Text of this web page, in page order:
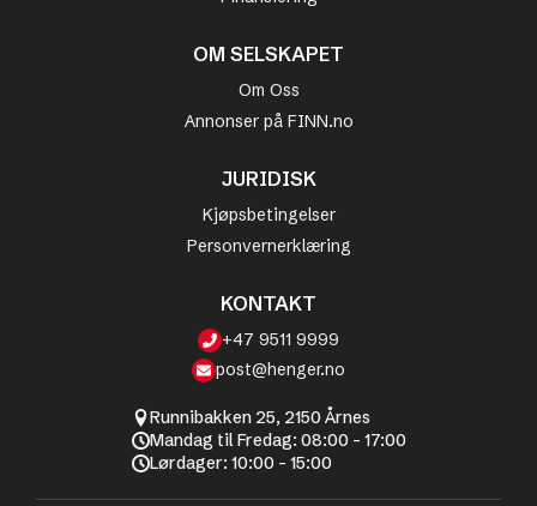
OM SELSKAPET
Om Oss
Annonser på FINN.no
JURIDISK
Kjøpsbetingelser
Personvernerklæring
KONTAKT
+47 9511 9999
post@henger.no
Runnibakken 25, 2150 Årnes
Mandag til Fredag: 08:00 - 17:00
Lørdager: 10:00 - 15:00